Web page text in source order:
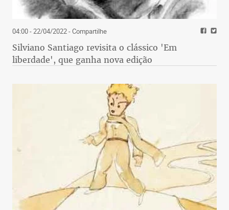
04:00 - 22/04/2022- Compartilhe
Silviano Santiago revisita o clássico 'Em
liberdade', que ganha nova edição